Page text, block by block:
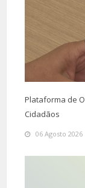
Plataforma de
Cidadãos
06 Agosto 2026